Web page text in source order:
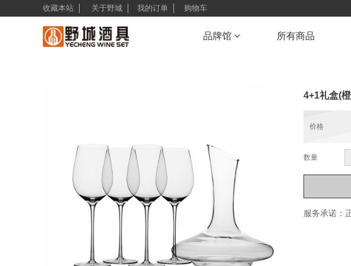
收藏本站 关于野城 我的订单 购物车
品牌馆 所有商品
4+1礼盒(
价格
数量
服务承诺：